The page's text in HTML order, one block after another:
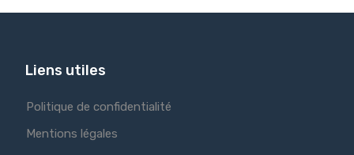
Liens utiles
Politique de confidentialité
Mentions légales